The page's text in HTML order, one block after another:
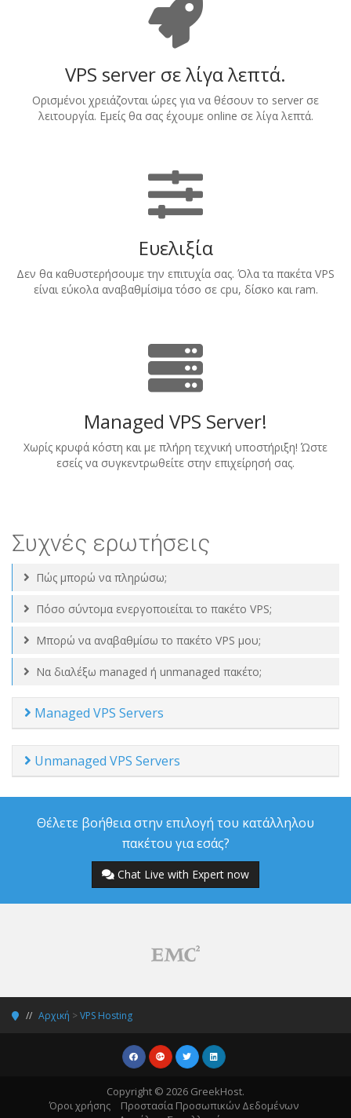
VPS server σε λίγα λεπτά.
Ορισμένοι χρειάζονται ώρες για να θέσουν το server σε
λειτουργία. Εμείς θα σας έχουμε online σε λίγα λεπτά.
Ευελιξία
Δεν θα καθυστερήσουμε την επιτυχία σας. Όλα τα πακέτα VPS
είναι εύκολα αναβαθμίσiμα τόσο σε cpu, δίσκο και ram.
Managed VPS Server!
Χωρίς κρυφά κόστη και με πλήρη τεχνική υποστήριξη! Ώστε
εσείς να συγκεντρωθείτε στην επιχείρησή σας.
Συχνές ερωτήσεις
Πώς μπορώ να πληρώσω;
Πόσο σύντομα ενεργοποιείται το πακέτο VPS;
Μπορώ να αναβαθμίσω το πακέτο VPS μου;
Να διαλέξω managed ή unmanaged πακέτο;
Managed VPS Servers
Unmanaged VPS Servers
Θέλετε βοήθεια στην επιλογή του κατάλληλου
πακέτου για εσάς?
Chat Live with Expert now
Αρχική >VPS Hosting
Copyright © 2026 GreekHost.
Όροι χρήσης
Προστασία Προσωπικών Δεδομένων